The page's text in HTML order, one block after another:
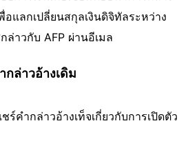
แลกเปลี่ยนสกุลเงินดิจิทัลระหว่าง
ล่าวกับ AFP ผ่านอีเมล
กล่าวอ้างเดิม
คำกล่าวอ้างเท็จเกี่ยวกับการเปิดตัว